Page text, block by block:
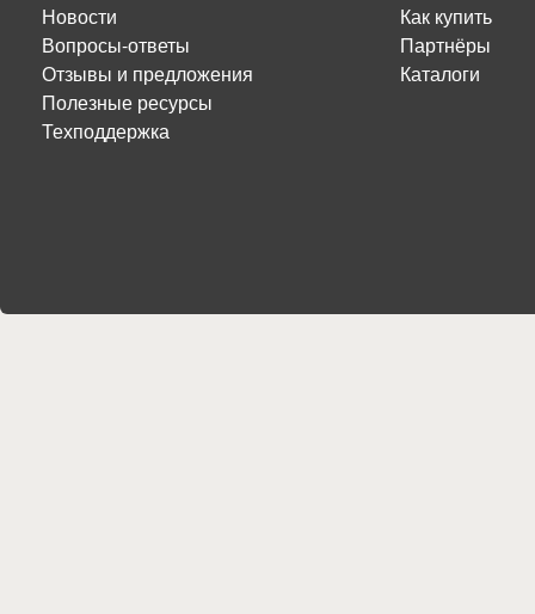
Новости
Вопросы-ответы
Отзывы и предложения
Полезные ресурсы
Техподдержка
Как купить
Партнёры
Каталоги